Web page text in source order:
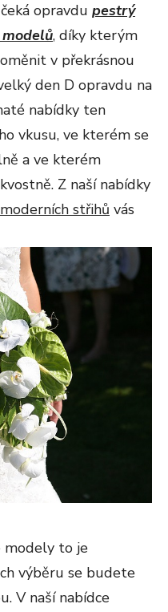
opravdu pestrý
, díky kterým
v překrásnou
den D opravdu na
nabídky ten
vkusu, ve kterém se
a ve kterém
Z naší nabídky
moderních střihů vás
modely to je
výběru se budete
V naší nabídce